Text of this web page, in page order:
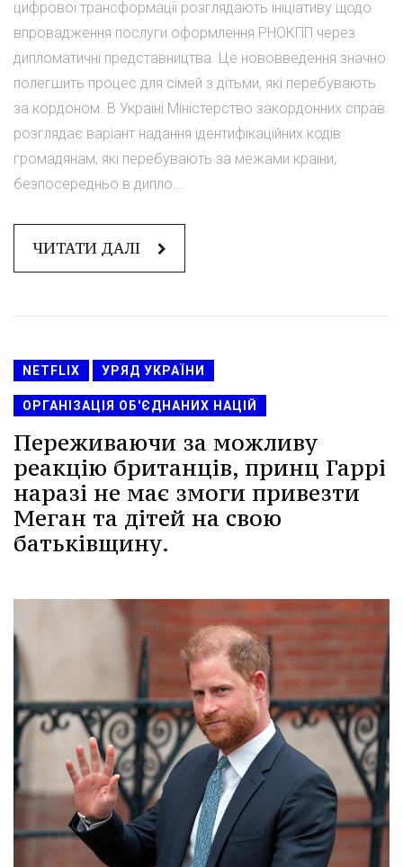
цифрової трансформації розглядають ініціативу щодо
впровадження послуги оформлення РНОКПП через
дипломатичні представництва. Це нововведення значно
полегшить процес для сімей з дітьми, які перебувають
за кордоном. В Україні Міністерство закордонних справ
розглядає варіант надання ідентифікаційних кодів
громадянам, які перебувають за межами країни,
безпосередньо в дипло...
ЧИТАТИ ДАЛІ
NETFLIX УРЯД УКРАЇНИ
ОРГАНІЗАЦІЯ ОБ'ЄДНАНИХ НАЦІЙ
Переживаючи за можливу
реакцію британців, принц Гаррі
наразі не має змоги привезти
Меган та дітей на свою
батьківщину.